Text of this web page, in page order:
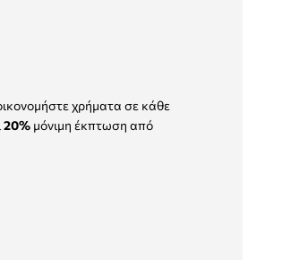
χρήματα σε κάθε
20%μόνιμη έκπτωση από